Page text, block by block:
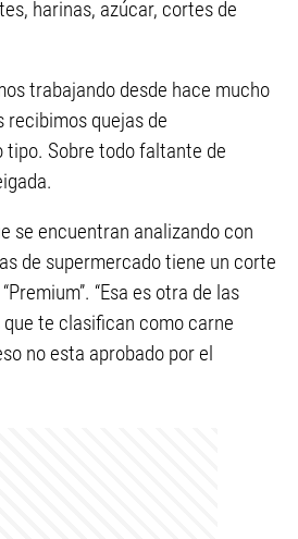
harinas, azúcar, cortes de
trabajando desde hace mucho
recibimos quejas de
tipo. Sobre todo faltante de
se encuentran analizando con
de supermercado tiene un corte
“Esa es otra de las
te clasifican como carne
no esta aprobado por el